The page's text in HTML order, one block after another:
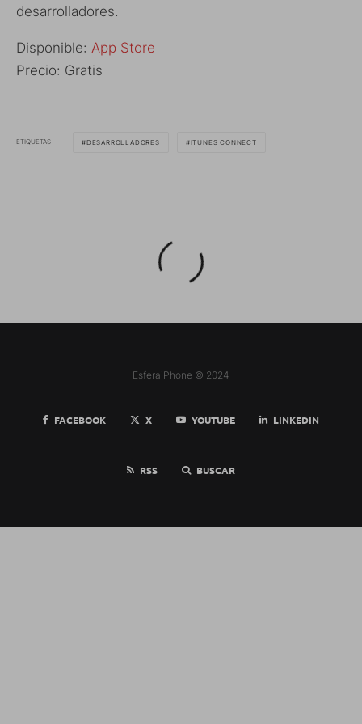
desarrolladores.
Disponible: App Store
Precio: Gratis
ETIQUETAS DESARROLLADORES ITUNES CONNECT
EsferaiPhone © 2024
FACEBOOK X YOUTUBE LINKEDIN
RSS BUSCAR